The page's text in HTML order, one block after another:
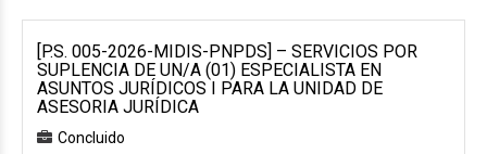
[P.S. 005-2026-MIDIS-PNPDS] – SERVICIOS POR
SUPLENCIA DE UN/A (01) ESPECIALISTA EN
ASUNTOS JURÍDICOS I PARA LA UNIDAD DE
ASESORIA JURÍDICA
Concluido